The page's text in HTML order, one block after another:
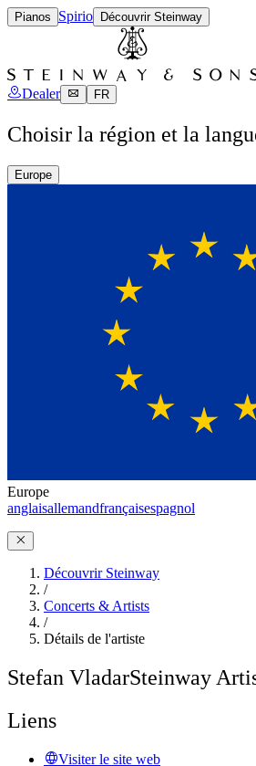
Pianos Spirio Découvrir Steinway
Dealer FR
Choisir la région et la
Europe
Europe
anglaisallemandfrançaisespagnol
Découvrir Steinway
/
Concerts & Artists
/
Détails de l'artiste
Stefan VladarSteinway
Liens
Visiter le site web